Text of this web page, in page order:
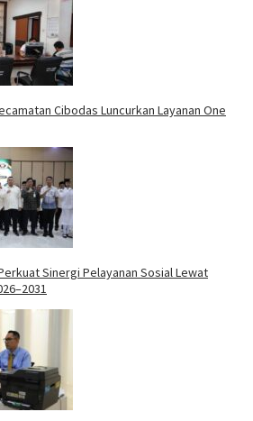
Cibodas Luncurkan Layanan One
Sinergi Pelayanan Sosial Lewat